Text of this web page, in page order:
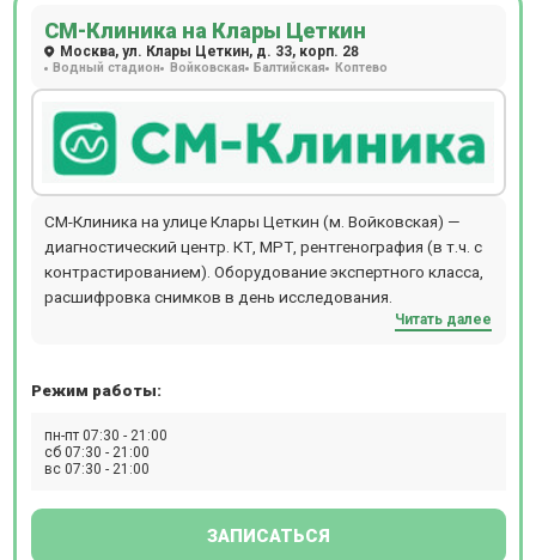
СМ-Клиника на Клары Цеткин
Москва, ул. Клары Цеткин, д. 33, корп. 28
Водный стадион Войковская Балтийская Коптево
СМ-Клиника на улице Клары Цеткин (м. Войковская) —
диагностический центр. КТ, МРТ, рентгенография (в т.ч. с
контрастированием). Оборудование экспертного класса,
расшифровка снимков в день исследования.
Читать далее
Режим работы:
пн-пт 07:30 - 21:00
сб 07:30 - 21:00
вс 07:30 - 21:00
ЗАПИСАТЬСЯ